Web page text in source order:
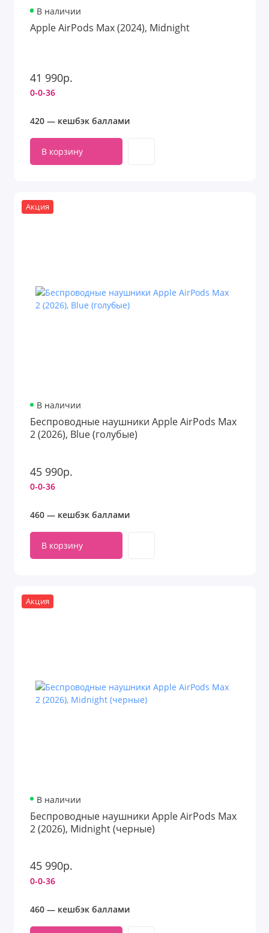
В наличии
Apple AirPods Max (2024), Midnight
41 990р.
0-0-36
420 — кешбэк баллами
В корзину
Акция
В наличии
Беспроводные наушники Apple AirPods Max
2 (2026), Blue (голубые)
45 990р.
0-0-36
460 — кешбэк баллами
В корзину
Акция
В наличии
Беспроводные наушники Apple AirPods Max
2 (2026), Midnight (черные)
45 990р.
0-0-36
460 — кешбэк баллами